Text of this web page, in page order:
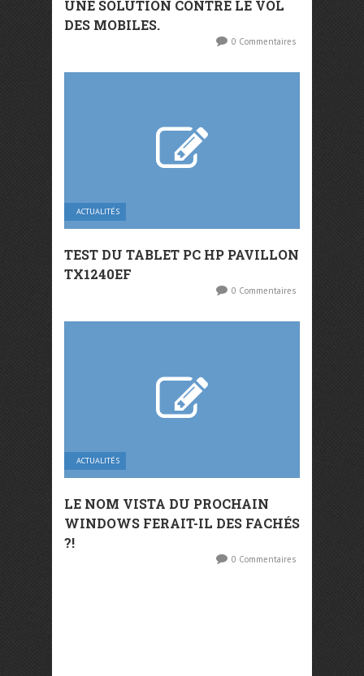
UNE SOLUTION CONTRE LE VOL
DES MOBILES.
0 Commentaires
ACTUALITÉS
TEST DU TABLET PC HP PAVILLON
TX1240EF
0 Commentaires
ACTUALITÉS
LE NOM VISTA DU PROCHAIN
WINDOWS FERAIT-IL DES FACHÉS
?!
0 Commentaires